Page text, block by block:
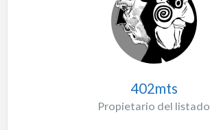
402mts
Propietario del listado